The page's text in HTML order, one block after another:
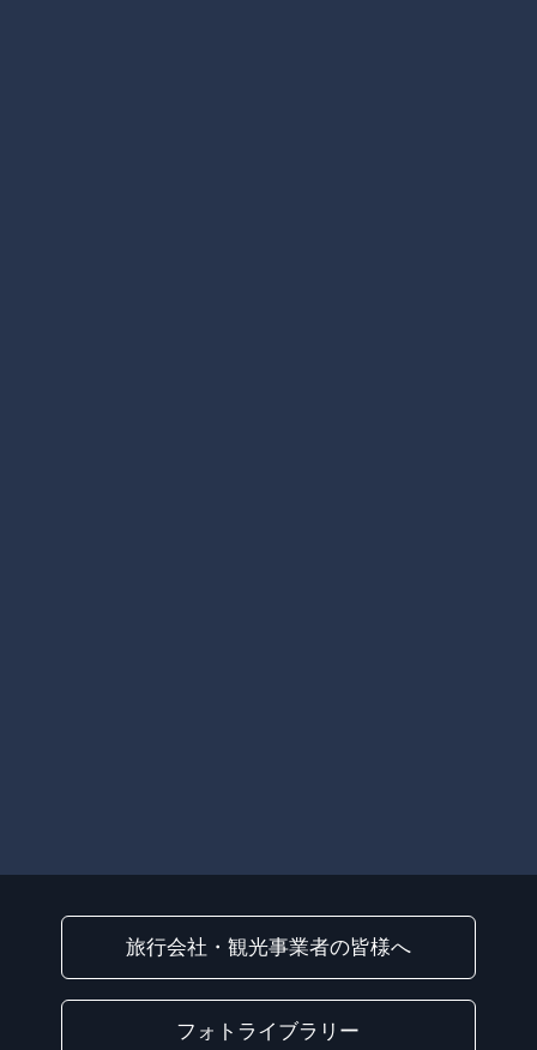
旅行会社・観光事業者の皆様へ
フォトライブラリー